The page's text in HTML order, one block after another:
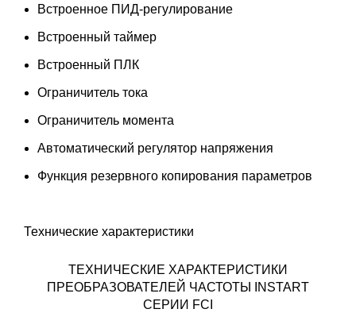
Встроенное ПИД-регулирование
Встроенный таймер
Встроенный ПЛК
Ограничитель тока
Ограничитель момента
Автоматический регулятор напряжения
Функция резервного копирования параметров
Технические характеристики
ТЕХНИЧЕСКИЕ ХАРАКТЕРИСТИКИ
ПРЕОБРАЗОВАТЕЛЕЙ ЧАСТОТЫ INSTART
СЕРИИ FCI